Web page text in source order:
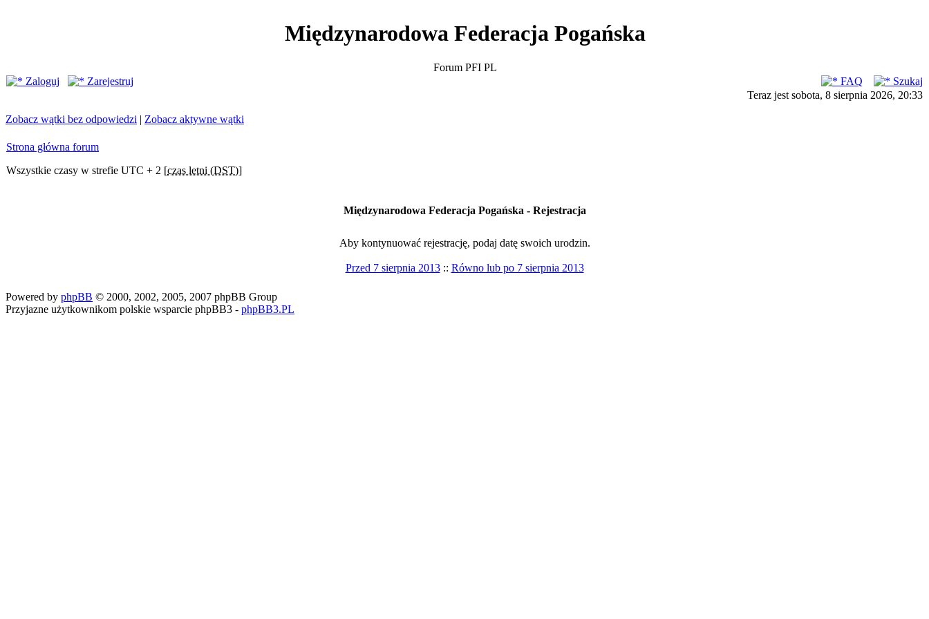
Międzynarodowa Federacja Pogańska
Forum PFI PL
Zaloguj
Zarejestruj FAQ
Szukaj
Teraz jest sobota, 8 sierpnia 2026, 20:33
Zobacz wątki bez odpowiedzi | Zobacz aktywne wątki
Strona główna forum
Wszystkie czasy w strefie UTC + 2 [czas letni (DST)]
Międzynarodowa Federacja Pogańska - Rejestracja
Aby kontynuować rejestrację, podaj datę swoich urodzin.
Przed 7 sierpnia 2013:: Równo lub po 7 sierpnia 2013
Powered by phpBB © 2000, 2002, 2005, 2007 phpBB Group
Przyjazne użytkownikom polskie wsparcie phpBB3 - phpBB3.PL